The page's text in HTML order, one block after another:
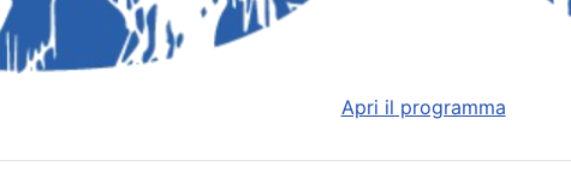
Apri il programma